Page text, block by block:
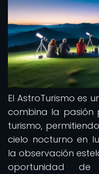
El AstroTurismo es
combina la pasión
turismo,
cielo nocturno en
la observación
oportunidad